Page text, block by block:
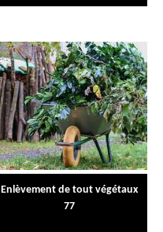
Enlèvement de tout végétaux
77